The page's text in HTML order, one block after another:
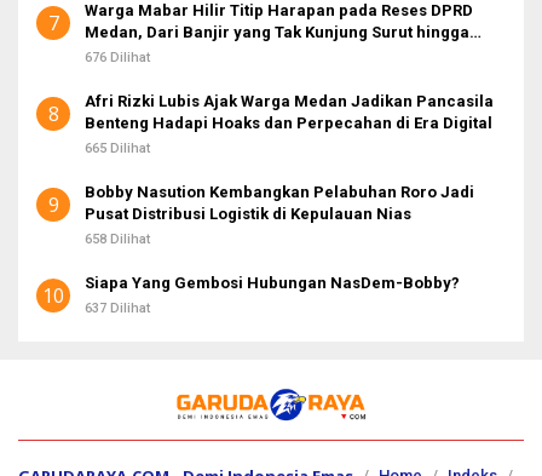
7
Warga Mabar Hilir Titip Harapan pada Reses DPRD
Medan, Dari Banjir yang Tak Kunjung Surut hingga
Layanan IKD
676 Dilihat
8
Afri Rizki Lubis Ajak Warga Medan Jadikan Pancasila
Benteng Hadapi Hoaks dan Perpecahan di Era Digital
665 Dilihat
9
Bobby Nasution Kembangkan Pelabuhan Roro Jadi
Pusat Distribusi Logistik di Kepulauan Nias
658 Dilihat
10 Siapa Yang Gembosi Hubungan NasDem-Bobby?
637 Dilihat